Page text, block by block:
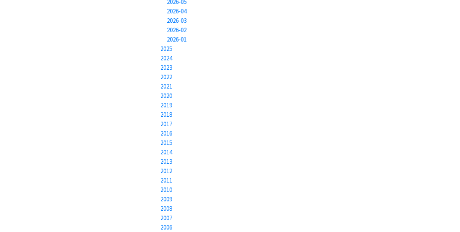
2026-05
2026-04
2026-03
2026-02
2026-01
2025
2024
2023
2022
2021
2020
2019
2018
2017
2016
2015
2014
2013
2012
2011
2010
2009
2008
2007
2006